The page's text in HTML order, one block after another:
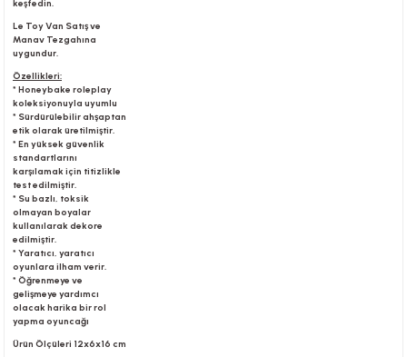
keşfedin.
Le Toy Van Satış ve
Manav Tezgahına
uygundur.
Özellikleri:
* Honeybake roleplay
koleksiyonuyla uyumlu
* Sürdürülebilir ahşaptan
etik olarak üretilmiştir.
* En yüksek güvenlik
standartlarını
karşılamak için titizlikle
test edilmiştir.
* Su bazlı, toksik
olmayan boyalar
kullanılarak dekore
edilmiştir.
* Yaratıcı, yaratıcı
oyunlara ilham verir.
* Öğrenmeye ve
gelişmeye yardımcı
olacak harika bir rol
yapma oyuncağı
Ürün Ölçüleri 12x6x16 cm